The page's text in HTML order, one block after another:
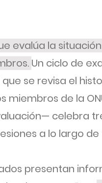
evalúa la
Un ciclo de
se revisa el
miembros de la
celebra
a lo largo
presentan